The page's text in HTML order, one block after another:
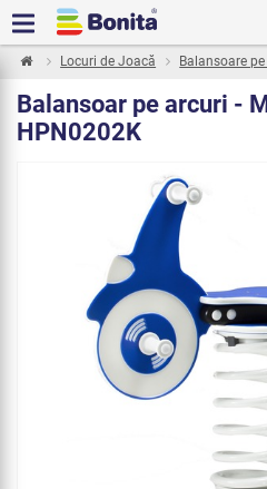
Locuri de Joacă Balansoare
Balansoar pe arcuri -
HPN0202K